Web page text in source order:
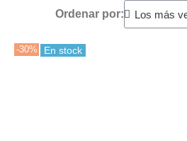
Ordenar por:
-30% En stock